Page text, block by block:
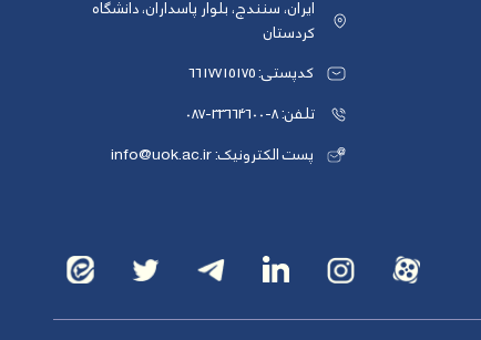
ایران، سنندج، بلوار پاسداران، دانشگاه
کردستان
کدپستی: 6617715175
تلفن: 8-33664600-087
پست الکترونیک: info@uok.ac.ir